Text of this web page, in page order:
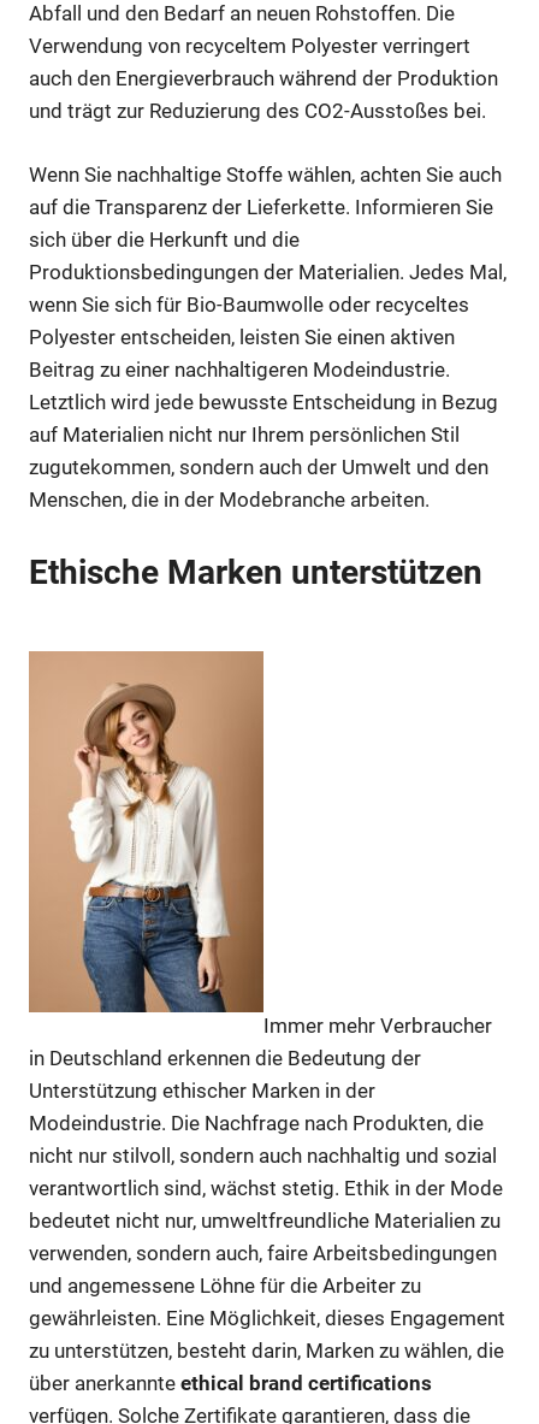
Abfall und den Bedarf an neuen Rohstoffen. Die
Verwendung von recyceltem Polyester verringert
auch den Energieverbrauch während der Produktion
und trägt zur Reduzierung des CO2-Ausstoßes bei.
Wenn Sie nachhaltige Stoffe wählen, achten Sie auch
auf die Transparenz der Lieferkette. Informieren Sie
sich über die Herkunft und die
Produktionsbedingungen der Materialien. Jedes Mal,
wenn Sie sich für Bio-Baumwolle oder recyceltes
Polyester entscheiden, leisten Sie einen aktiven
Beitrag zu einer nachhaltigeren Modeindustrie.
Letztlich wird jede bewusste Entscheidung in Bezug
auf Materialien nicht nur Ihrem persönlichen Stil
zugutekommen, sondern auch der Umwelt und den
Menschen, die in der Modebranche arbeiten.
Ethische Marken unterstützen
Immer mehr Verbraucher
in Deutschland erkennen die Bedeutung der
Unterstützung ethischer Marken in der
Modeindustrie. Die Nachfrage nach Produkten, die
nicht nur stilvoll, sondern auch nachhaltig und sozial
verantwortlich sind, wächst stetig. Ethik in der Mode
bedeutet nicht nur, umweltfreundliche Materialien zu
verwenden, sondern auch, faire Arbeitsbedingungen
und angemessene Löhne für die Arbeiter zu
gewährleisten. Eine Möglichkeit, dieses Engagement
zu unterstützen, besteht darin, Marken zu wählen, die
über anerkannte ethical brand certifications
verfügen. Solche Zertifikate garantieren, dass die